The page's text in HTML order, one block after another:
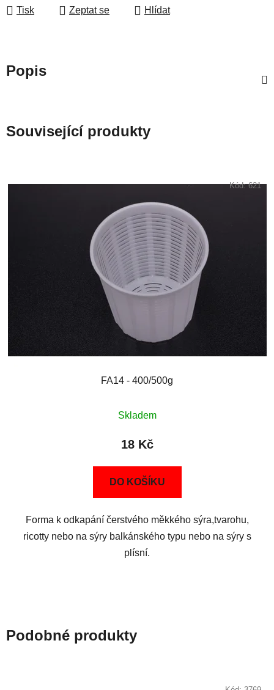
Tisk Zeptat se Hlídat
Popis
Související produkty
FA14 - 400/500g
Skladem
18 Kč
DO KOŠÍKU
Forma k odkapání čerstvého měkkého sýra,tvarohu,
ricotty nebo na sýry balkánského typu nebo na sýry s
plísní.
Kód:621
Podobné produkty